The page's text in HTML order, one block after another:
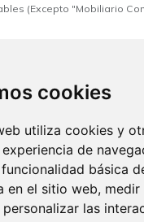
cookies
utiliza cookies y
de
básica
en el sitio web, medir
las
(Excepto "Mobiliario